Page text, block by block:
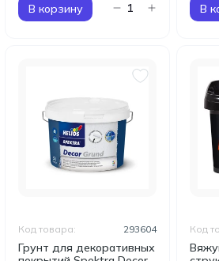
В корзину В
Грунт для декоративных
Код товара: 293604 Код